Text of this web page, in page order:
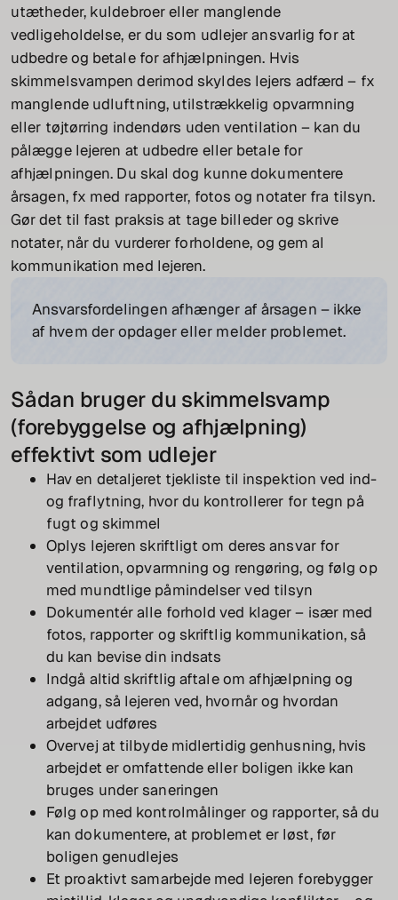
utætheder, kuldebroer eller manglende
vedligeholdelse, er du som udlejer ansvarlig for at
udbedre og betale for afhjælpningen. Hvis
skimmelsvampen derimod skyldes lejers adfærd – fx
manglende udluftning, utilstrækkelig opvarmning
eller tøjtørring indendørs uden ventilation – kan du
pålægge lejeren at udbedre eller betale for
afhjælpningen. Du skal dog kunne dokumentere
årsagen, fx med rapporter, fotos og notater fra tilsyn.
Gør det til fast praksis at tage billeder og skrive
notater, når du vurderer forholdene, og gem al
kommunikation med lejeren.
Ansvarsfordelingen afhænger af årsagen – ikke
af hvem der opdager eller melder problemet.
Sådan bruger du skimmelsvamp
(forebyggelse og afhjælpning)
effektivt som udlejer
Hav en detaljeret tjekliste til inspektion ved ind-
og fraflytning, hvor du kontrollerer for tegn på
fugt og skimmel
Oplys lejeren skriftligt om deres ansvar for
ventilation, opvarmning og rengøring, og følg op
med mundtlige påmindelser ved tilsyn
Dokumentér alle forhold ved klager – især med
fotos, rapporter og skriftlig kommunikation, så
du kan bevise din indsats
Indgå altid skriftlig aftale om afhjælpning og
adgang, så lejeren ved, hvornår og hvordan
arbejdet udføres
Overvej at tilbyde midlertidig genhusning, hvis
arbejdet er omfattende eller boligen ikke kan
bruges under saneringen
Følg op med kontrolmålinger og rapporter, så du
kan dokumentere, at problemet er løst, før
boligen genudlejes
Et proaktivt samarbejde med lejeren forebygger